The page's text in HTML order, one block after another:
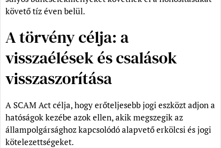
követő tíz éven belül.
A törvény célja: a
visszaélések és csalások
visszaszorítása
A SCAM Act célja, hogy erőteljesebb jogi eszközt adjon a
hatóságok kezébe azok ellen, akik megszegik az
állampolgársághoz kapcsolódó alapvető erkölcsi és jogi
kötelezettségeket.